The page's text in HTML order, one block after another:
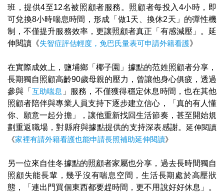
班，提供4至12名被照顧者服務。照顧者每投入4小時，即
可兌換8小時喘息時間，形成「做1天、換休2天」的彈性機
制，不僅提升服務效率，更讓照顧者真正「有感減壓」。延
伸閱讀《失智症評估輕度，免巴氏量表可申請外籍看護》
在實際成效上，鹽埔鄉「椰子園」據點的范姓照顧者分享，
長期獨自照顧高齡90歲母親的壓力，曾讓他身心俱疲，透過
參與「 互助喘息 」服務，不僅獲得穩定休息時間，也在其他
照顧者陪伴與專業人員支持下逐步建立信心，「真的有人懂
你、願意一起分擔」，讓他重新找回生活節奏，甚至開始規
劃重返職場，對縣府與據點提供的支持深表感謝。延伸閱讀
《家裡有請外籍看護也能申請長照補助延伸閱讀》
另一位來自佳冬據點的照顧者家屬也分享，過去長時間獨自
照顧失能長輩，幾乎沒有喘息空間，生活長期處於高壓狀
態，「連出門買個東西都要趕時間，更不用說好好休息」。